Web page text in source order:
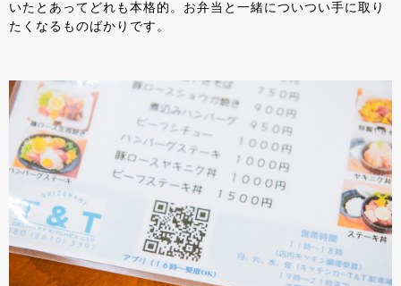
いたとあってどれも本格的。お弁当と一緒についつい手に取り
たくなるものばかりです。